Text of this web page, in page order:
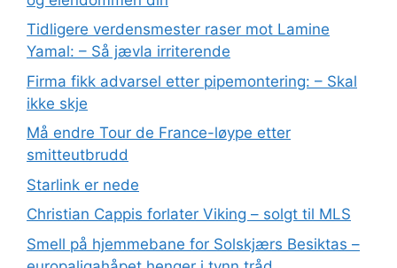
Tidligere verdensmester raser mot Lamine
Yamal: – Så jævla irriterende
Firma fikk advarsel etter pipemontering: – Skal
ikke skje
Må endre Tour de France-løype etter
smitteutbrudd
Starlink er nede
Christian Cappis forlater Viking – solgt til MLS
Smell på hjemmebane for Solskjærs Besiktas –